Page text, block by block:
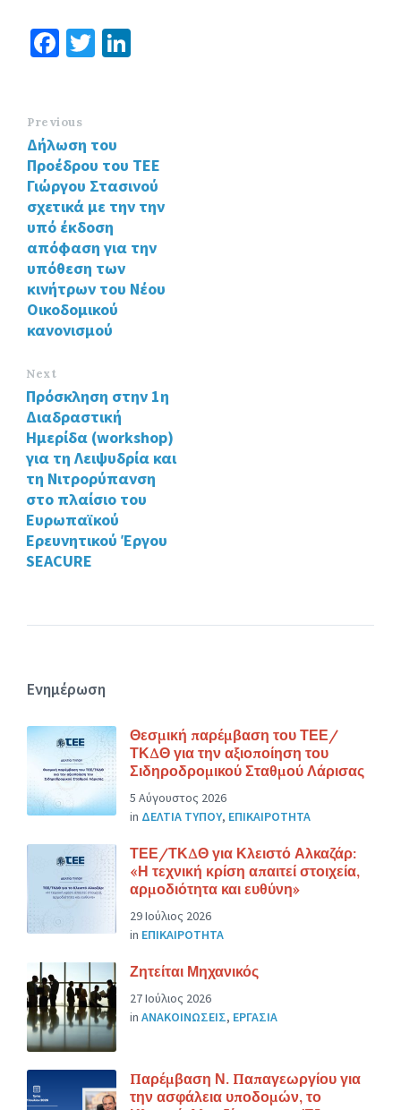
Fa
o
o
k
T
n
Previous
Δήλωση του
Προέδρου του ΤΕΕ
Γιώργου Στασινού
σχετικά με την την
υπό έκδοση
απόφαση για την
υπόθεση των
κινήτρων του Νέου
Οικοδομικού
κανονισμού
Next
Πρόσκληση στην 1η
Διαδραστική
Ημερίδα (workshop)
για τη Λειψυδρία και
τη Νιτρορύπανση
στο πλαίσιο του
Ευρωπαϊκού
Ερευνητικού Έργου
SEACURE
Ενημέρωση
Θεσμική παρέμβαση του ΤΕΕ/
ΤΚΔΘ για την αξιοποίηση του
Σιδηροδρομικού Σταθμού Λάρισας
5 Αύγουστος 2026
in ΔΕΛΤΙΑ ΤΥΠΟΥ, ΕΠΙΚΑΙΡΟΤΗΤΑ
ΤΕΕ/ΤΚΔΘ για Κλειστό Αλκαζάρ:
«Η τεχνική κρίση απαιτεί στοιχεία,
αρμοδιότητα και ευθύνη»
29 Ιούλιος 2026
in ΕΠΙΚΑΙΡΟΤΗΤΑ
Ζητείται Μηχανικός
27 Ιούλιος 2026
in ΑΝΑΚΟΙΝΩΣΕΙΣ, ΕΡΓΑΣΙΑ
Παρέμβαση Ν. Παπαγεωργίου για
την ασφάλεια υποδομών, το